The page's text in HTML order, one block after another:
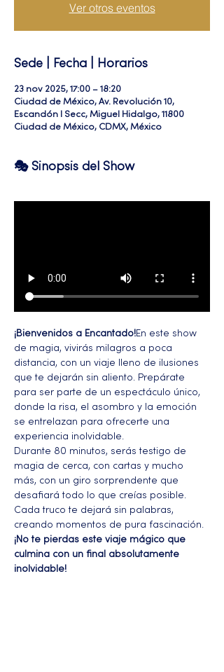
Ver otros eventos
Sede | Fecha | Horarios
23 nov 2025, 17:00 – 18:20
Ciudad de México, Av. Revolución 10,
Escandón I Secc, Miguel Hidalgo, 11800
Ciudad de México, CDMX, México
🎭 Sinopsis del Show
¡Bienvenidos a Encantado!En este show
de magia, vivirás milagros a poca
distancia, con un viaje lleno de ilusiones
que te dejarán sin aliento. Prepárate
para ser parte de un espectáculo único,
donde la risa, el asombro y la emoción
se entrelazan para ofrecerte una
experiencia inolvidable.
Durante 80 minutos, serás testigo de
magia de cerca, con cartas y mucho
más, con un giro sorprendente que
desafiará todo lo que creías posible.
Cada truco te dejará sin palabras,
creando momentos de pura fascinación.
¡No te pierdas este viaje mágico que
culmina con un final absolutamente
inolvidable!